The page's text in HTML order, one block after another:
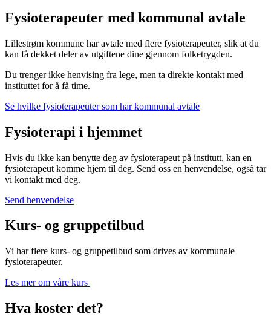
Fysioterapeuter med kommunal avtale
Lillestrøm kommune har avtale med flere fysioterapeuter, slik at du
kan få dekket deler av utgiftene dine gjennom folketrygden.
Du trenger ikke henvising fra lege, men ta direkte kontakt med
instituttet for å få time.
Se hvilke fysioterapeuter som har kommunal avtale
Fysioterapi i hjemmet
Hvis du ikke kan benytte deg av fysioterapeut på institutt, kan en
fysioterapeut komme hjem til deg. Send oss en henvendelse, også tar
vi kontakt med deg.
Send henvendelse
Kurs- og gruppetilbud
Vi har flere kurs- og gruppetilbud som drives av kommunale
fysioterapeuter.
Les mer om våre kurs
Hva koster det?